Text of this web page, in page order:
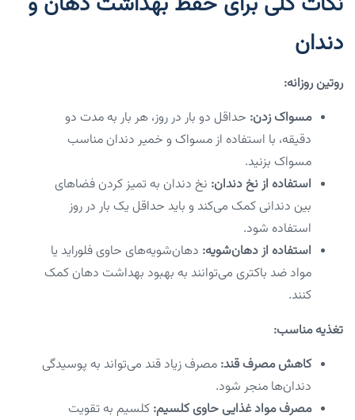
دندان
روتین روزانه:
مسواک زدن: حداقل دو بار در روز، هر بار به مدت دو
دقیقه، با استفاده از مسواک و خمیر دندان مناسب
مسواک بزنید.
استفاده از نخ دندان: نخ دندان به تمیز کردن فضاهای
بین دندانی کمک می‌کند و باید حداقل یک بار در روز
استفاده شود.
استفاده از دهان‌شویه: دهان‌شویه‌های حاوی فلوراید یا
مواد ضد باکتری می‌توانند به بهبود بهداشت دهان کمک
کنند.
تغذیه مناسب:
کاهش مصرف قند: مصرف زیاد قند می‌تواند به پوسیدگی
دندان‌ها منجر شود.
مصرف مواد غذایی حاوی کلسیم: کلسیم به تقویت